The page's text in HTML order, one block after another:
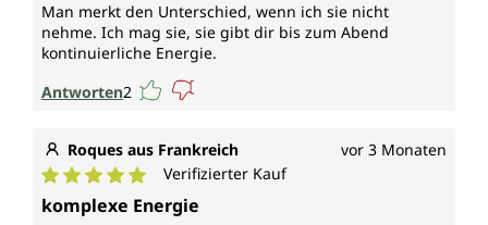
Man merkt den Unterschied, wenn ich sie nicht
nehme. Ich mag sie, sie gibt dir bis zum Abend
kontinuierliche Energie.
Antworten2
Roques aus Frankreich vor 3 Monaten
Durchschnittliche Bewertung von 5 von 5 Sternen
Verifizierter Kauf
komplexe Energie